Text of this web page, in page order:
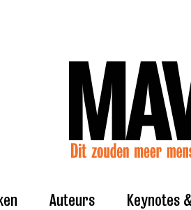
Auteurs Keynotes